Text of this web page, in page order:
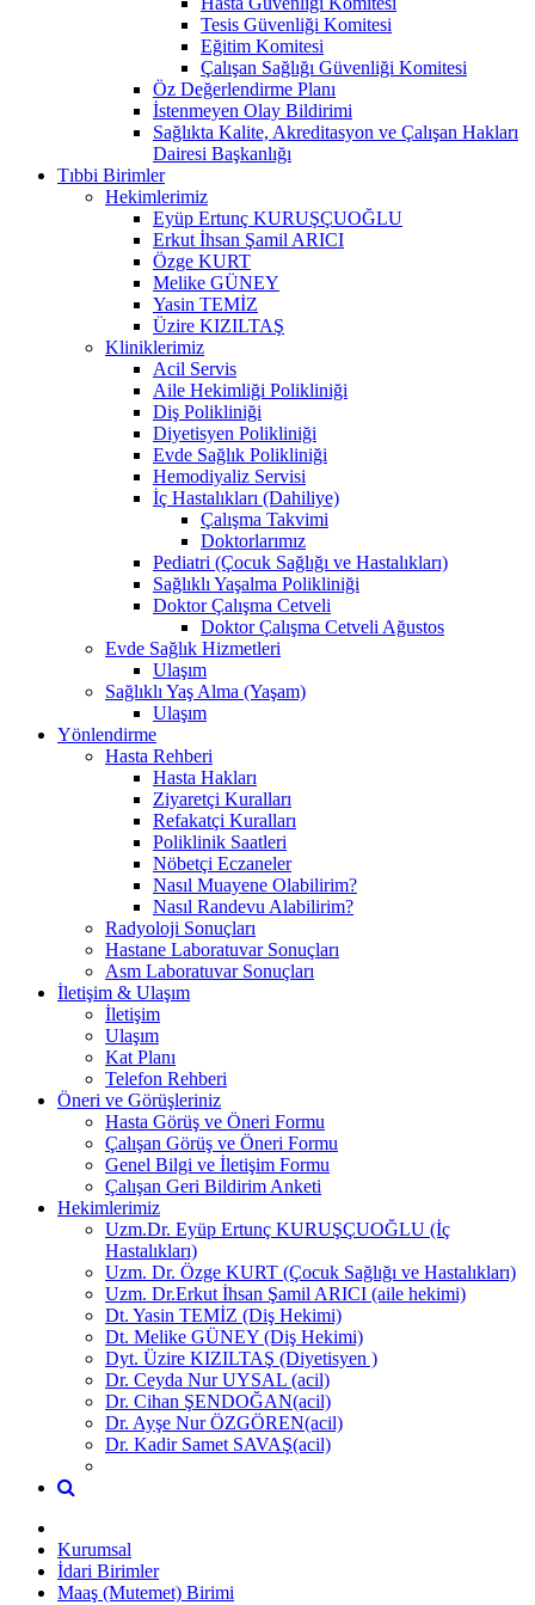
Tesis Güvenliği Komitesi
Eğitim Komitesi
Çalışan Sağlığı Güvenliği Komitesi
Öz Değerlendirme Planı
İstenmeyen Olay Bildirimi
Sağlıkta Kalite, Akreditasyon ve Çalışan Hakları
Dairesi Başkanlığı
Tıbbi Birimler
Hekimlerimiz
Eyüp Ertunç KURUŞÇUOĞLU
Erkut İhsan Şamil ARICI
Özge KURT
Melike GÜNEY
Yasin TEMİZ
Üzire KIZILTAŞ
Kliniklerimiz
Acil Servis
Aile Hekimliği Polikliniği
Diş Polikliniği
Diyetisyen Polikliniği
Evde Sağlık Polikliniği
Hemodiyaliz Servisi
İç Hastalıkları (Dahiliye)
Çalışma Takvimi
Doktorlarımız
Pediatri (Çocuk Sağlığı ve Hastalıkları)
Sağlıklı Yaşalma Polikliniği
Doktor Çalışma Cetveli
Doktor Çalışma Cetveli Ağustos
Evde Sağlık Hizmetleri
Ulaşım
Sağlıklı Yaş Alma (Yaşam)
Ulaşım
Yönlendirme
Hasta Rehberi
Hasta Hakları
Ziyaretçi Kuralları
Refakatçi Kuralları
Poliklinik Saatleri
Nöbetçi Eczaneler
Nasıl Muayene Olabilirim?
Nasıl Randevu Alabilirim?
Radyoloji Sonuçları
Hastane Laboratuvar Sonuçları
Asm Laboratuvar Sonuçları
İletişim & Ulaşım
İletişim
Ulaşım
Kat Planı
Telefon Rehberi
Öneri ve Görüşleriniz
Hasta Görüş ve Öneri Formu
Çalışan Görüş ve Öneri Formu
Genel Bilgi ve İletişim Formu
Çalışan Geri Bildirim Anketi
Hekimlerimiz
Uzm.Dr. Eyüp Ertunç KURUŞÇUOĞLU (İç
Hastalıkları)
Uzm. Dr. Özge KURT (Çocuk Sağlığı ve Hastalıkları)
Uzm. Dr.Erkut İhsan Şamil ARICI (aile hekimi)
Dt. Yasin TEMİZ (Diş Hekimi)
Dt. Melike GÜNEY (Diş Hekimi)
Dyt. Üzire KIZILTAŞ (Diyetisyen )
Dr. Ceyda Nur UYSAL (acil)
Dr. Cihan ŞENDOĞAN(acil)
Dr. Ayşe Nur ÖZGÖREN(acil)
Dr. Kadir Samet SAVAŞ(acil)
Kurumsal
İdari Birimler
Maaş (Mutemet) Birimi